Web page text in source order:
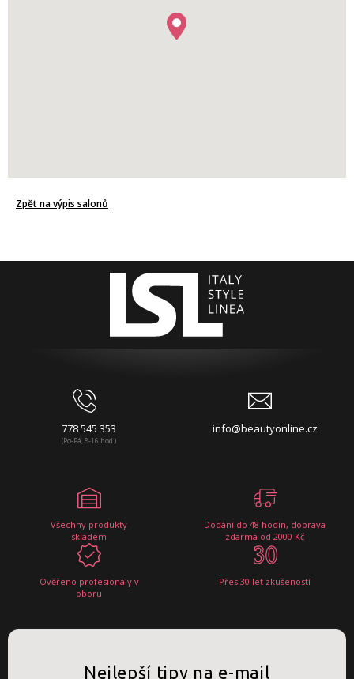
Zpět na výpis salonů
778 545 353
(Po-Pá, 8-16 hod.)
info@beautyonline.cz
Všechny produkty
skladem
Dodání do 48 hodin, doprava
zdarma od 2000 Kč
Ověřeno profesionály v
oboru
Přes 30 let zkušeností
Nejlepší tipy na e-mail